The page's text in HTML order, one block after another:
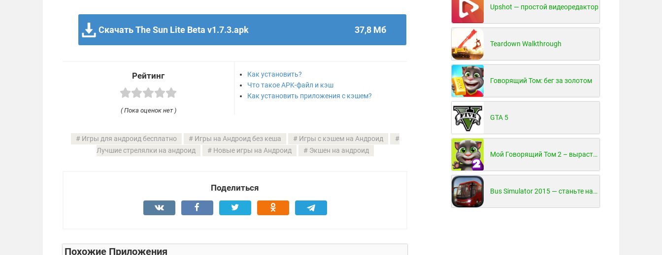
Скачать The Sun Lite Beta v1.7.3.apk 37,8 Мб
Рейтинг
( Пока оценок нет )
Как установить?
Что такое APK-файл и кэш
Как установить приложения с кэшем?
Игры для андроид бесплатно Игры на Андроид без кеша
Игры с кэшем на Андроид
Лучшие стрелялки на андроид
Новые игры на Андроид Экшен на андроид
Поделиться
Похожие Приложения
Upshot — простой видеоредактор
Teardown Walkthrough
Говорящий Том: бег за золотом
GTA 5
Мой Говорящий Том 2 – вырасти и воспитай своего котенка
Bus Simulator 2015 — станьте настоящим водителем автобуса!